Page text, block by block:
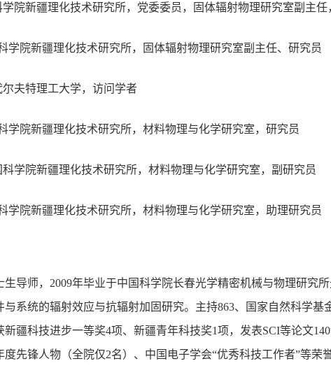
学院新疆理化技术研究所，党委委员，固体辐射物理研究室副主任
学院新疆理化技术研究所，固体辐射物理研究室副主任、研究员
尔夫特理工大学，访问学者
学院新疆理化技术研究所，材料物理与化学研究室，研究员
科学院新疆理化技术研究所，材料物理与化学研究室，副研究员
学院新疆理化技术研究所，材料物理与化学研究室，助理研究员
师，2009年毕业于中国科学院长春光学精密机械与物理研究
系统的辐射效应与抗辐射加固研究。主持863、国家自然科学基
疆科技进步一等奖4项、新疆青年科技奖1项，发表SCI等论文
先锋人物（全院仅2名）、中国电子学会“优秀科技工作者”等荣